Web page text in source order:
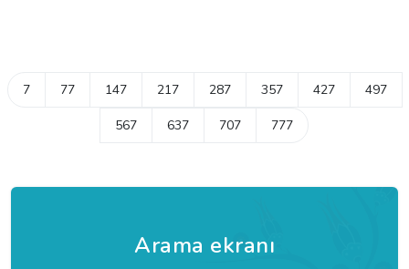
7 77 147 217 287 357 427 497
567 637 707 777
Arama ekranı